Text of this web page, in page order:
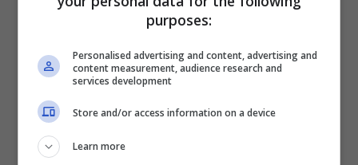
purposes:
Personalised advertising and content, advertising and
content measurement, audience research and
services development
Store and/or access information on a device
Learn more